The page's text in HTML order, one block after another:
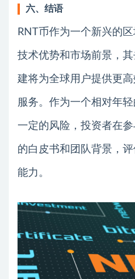
六、结语
RNT币作为一个新兴的
技术优势和市场前景，
建将为全球用户提供更
服务。作为一个相对年
一定的风险，投资者在
的白皮书和团队背景，
能力。